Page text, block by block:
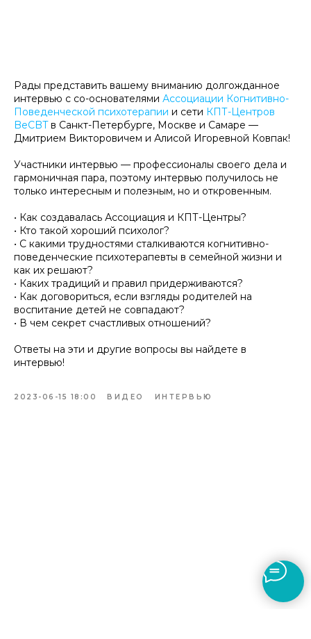
Рады представить вашему вниманию долгожданное
интервью с со-основателями Ассоциации Когнитивно-
Поведенческой психотерапии и сети КПТ-Центров
BeCBTв Санкт-Петербурге, Москве и Самаре —
Дмитрием Викторовичем и Алисой Игоревной Ковпак!
Участники интервью — профессионалы своего дела и
гармоничная пара, поэтому интервью получилось не
только интересным и полезным, но и откровенным.
• Как создавалась Ассоциация и КПТ-Центры?
• Кто такой хороший психолог?
• С какими трудностями сталкиваются когнитивно-
поведенческие психотерапевты в семейной жизни и
как их решают?
• Каких традиций и правил придерживаются?
• Как договориться, если взгляды родителей на
воспитание детей не совпадают?
• В чем секрет счастливых отношений?
Ответы на эти и другие вопросы вы найдете в
интервью!
2023-06-15 18:00 ВИДЕО ИНТЕРВЬЮ